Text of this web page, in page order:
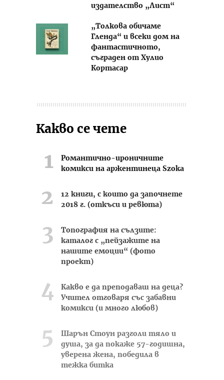
издателство „Лист“
„Толкова обичаме
Гленда“ и всеки дом на
фантастичното,
съграден от Хулио
Кортасар
Какво се чете
Романтично-ироничните
комикси на аржентинеца Szoka
12 книги, с които да започнете
2018 г. (откъси и ревюта)
Топография на сълзите:
каталог с „пейзажите на
нашите емоции“ (фото
проект)
Какво е да преподаваш на деца?
Учител отговаря със забавни
комикси (и много любов)
Шарън Стоун разголи тяло и
душа, за да покаже 57-годишна,
уверена жена, победила в
тежка битка